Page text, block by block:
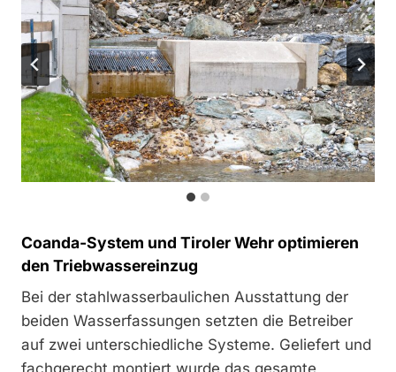
Coanda-System und Tiroler Wehr optimieren
den Triebwassereinzug
Bei der stahlwasserbaulichen Ausstattung der
beiden Wasserfassungen setzten die Betreiber
auf zwei unterschiedliche Systeme. Geliefert und